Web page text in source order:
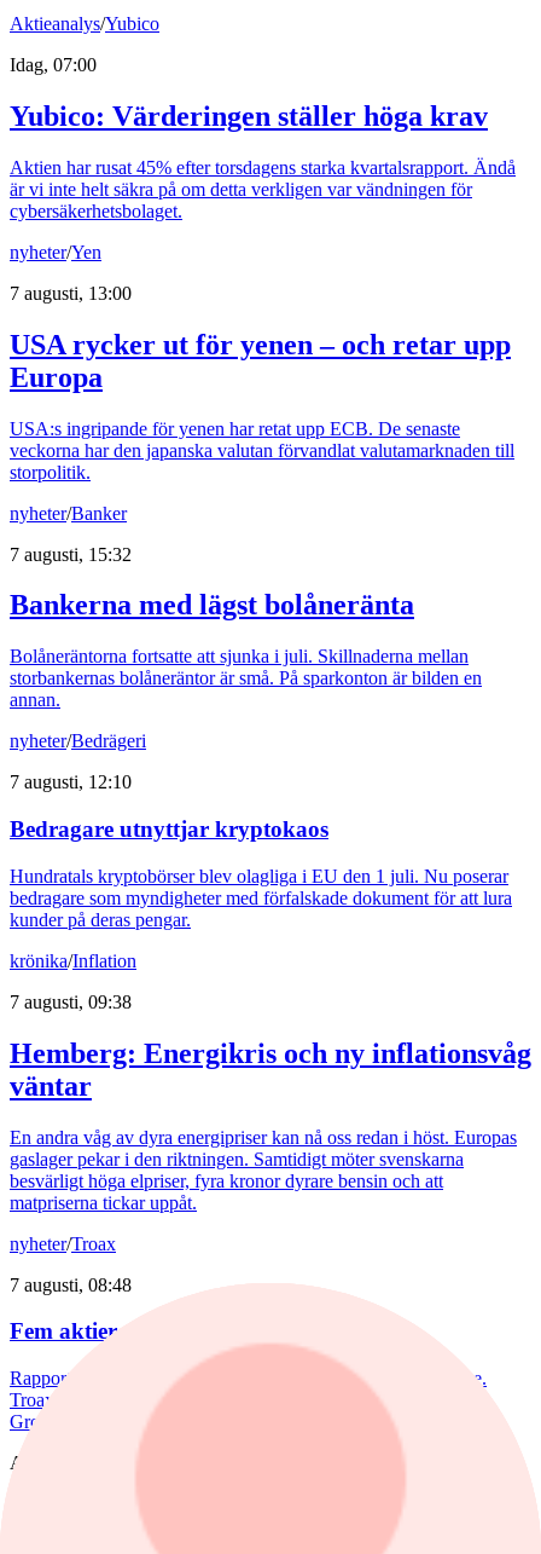
Aktieanalys/Yubico
Idag, 07:00
Yubico: Värderingen ställer höga krav
Aktien har rusat 45% efter torsdagens starka kvartalsrapport. Ändå
är vi inte helt säkra på om detta verkligen var vändningen för
cybersäkerhetsbolaget.
nyheter/Yen
7 augusti, 13:00
USA rycker ut för yenen – och retar upp
Europa
USA:s ingripande för yenen har retat upp ECB. De senaste
veckorna har den japanska valutan förvandlat valutamarknaden till
storpolitik.
nyheter/Banker
7 augusti, 15:32
Bankerna med lägst bolåneränta
Bolåneräntorna fortsatte att sjunka i juli. Skillnaderna mellan
storbankernas bolåneräntor är små. På sparkonton är bilden en
annan.
nyheter/Bedrägeri
7 augusti, 12:10
Bedragare utnyttjar kryptokaos
Hundratals kryptobörser blev olagliga i EU den 1 juli. Nu poserar
bedragare som myndigheter med förfalskade dokument för att lura
kunder på deras pengar.
krönika/Inflation
7 augusti, 09:38
Hemberg: Energikris och ny inflationsvåg
väntar
En andra våg av dyra energipriser kan nå oss redan i höst. Europas
gaslager pekar i den riktningen. Samtidigt möter svenskarna
besvärligt höga elpriser, fyra kronor dyrare bensin och att
matpriserna tickar uppåt.
nyheter/Troax
7 augusti, 08:48
Fem aktier som tog revansch i juli
Rapportperioden väckte liv i flera av börsens tidigare förlorare.
Troax rusade 37% under juli, medan Hexpol, Billerud och BE
Group steg mellan 18 till 23%.
Aktieanalys